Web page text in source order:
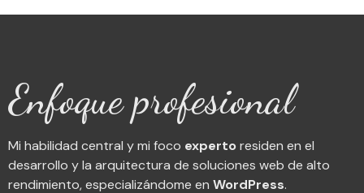
Enfoque profesional
Mi habilidad central y mi foco experto residen en el
desarrollo y la arquitectura de soluciones web de alto
rendimiento, especializándome en WordPress.